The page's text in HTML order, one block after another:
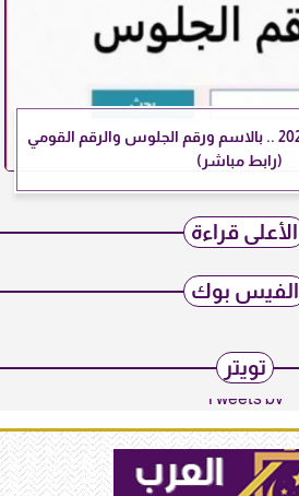
نتيجة الثانوية الأزهرية 2026 .. بالاسم ورقم الجلوس والرقم القومي
(رابط مباشر)
الأعلى قراءة
الفيس بوك
تويتر
Tweets by